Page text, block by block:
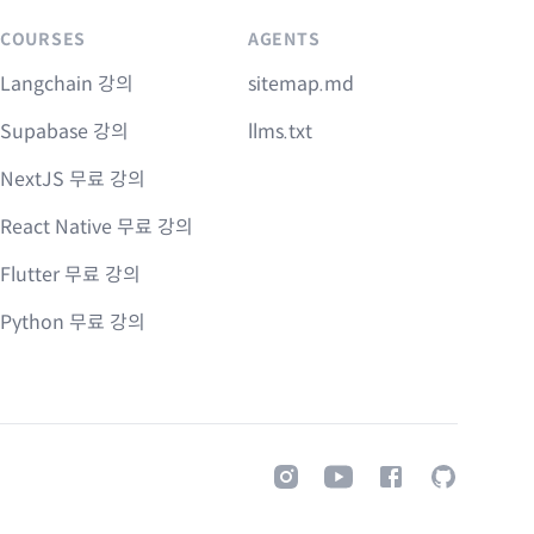
COURSES
Langchain 강의
Supabase 강의
NextJS 무료 강의
React Native 무료 강의
Flutter 무료 강의
Python 무료 강의
AGENTS
sitemap.md
llms.txt
InstagramYoutubeFacebookGitHub